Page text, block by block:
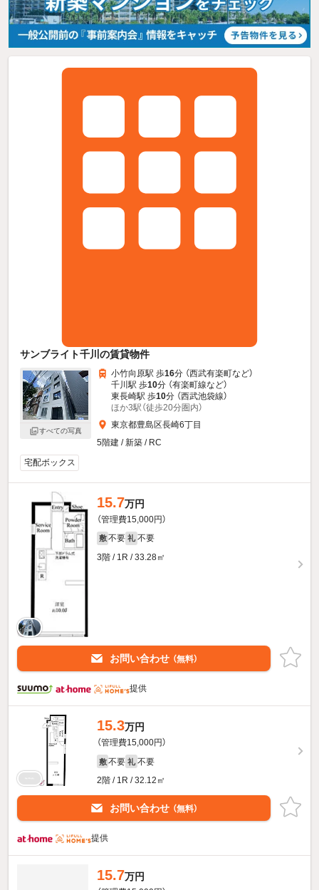
サンブライト千川の賃貸物件
すべての写真
小竹向原駅 歩16分 （西武有楽町など）
千川駅 歩10分 （有楽町線など）
東長崎駅 歩10分 （西武池袋線）
ほか3駅（徒歩20分圏内）
東京都豊島区長崎6丁目
5階建 / 新築 / RC
宅配ボックス
15.7万円
（管理費15,000円）
敷 不要 礼 不要
3階 / 1R / 33.28㎡
お問い合わせ （無料）
提供
15.3万円
（管理費15,000円）
敷 不要 礼 不要
2階 / 1R / 32.12㎡
お問い合わせ （無料）
提供
15.7万円